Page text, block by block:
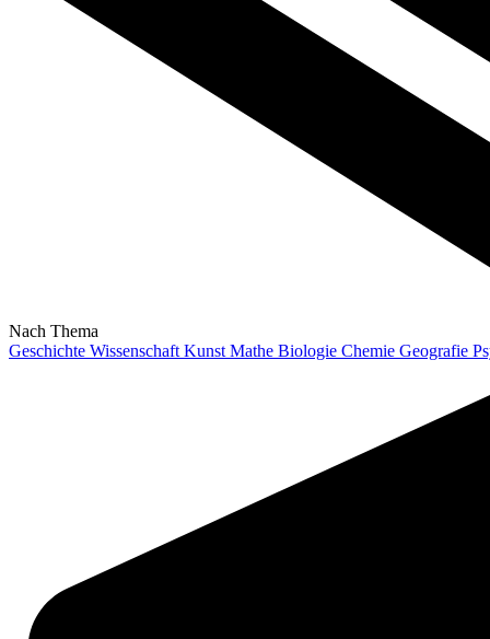
Nach Thema
Geschichte Wissenschaft Kunst Mathe Biologie Chemie Geografie